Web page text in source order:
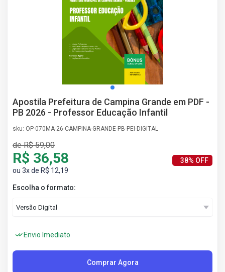
Apostila Prefeitura de Campina Grande em PDF -
PB 2026 - Professor Educação Infantil
sku: OP-070MA-26-CAMPINA-GRANDE-PB-PEI-DIGITAL
de R$ 59,00
R$ 36,58
ou 3x de R$ 12,19
38% OFF
Escolha o formato:
Envio Imediato
Comprar Agora